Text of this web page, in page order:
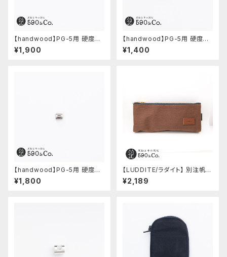
【handwood】PG-5用 硬度表
示窓 (ステンレス/六角窓)
¥1,900
【handwood】PG-5用 硬度表
示窓 (アルミ/長方形)
¥1,400
【handwood】PG-5用 硬度表
示窓 (ステンレス/楕円窓)
¥1,800
【LUDDITE/ラダイト】 別注帆布
ベンディペンケース (コーヒー)
¥2,189